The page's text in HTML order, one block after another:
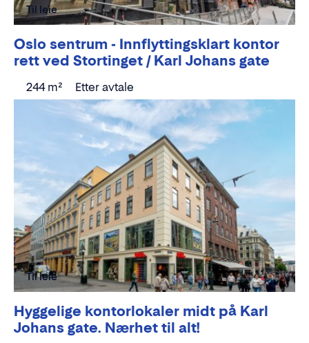
Oslo sentrum - Innflyttingsklart kontor
rett ved Stortinget / Karl Johans gate
244 m² Etter avtale
Til leie
Hyggelige kontorlokaler midt på Karl
Johans gate. Nærhet til alt!
Til leie